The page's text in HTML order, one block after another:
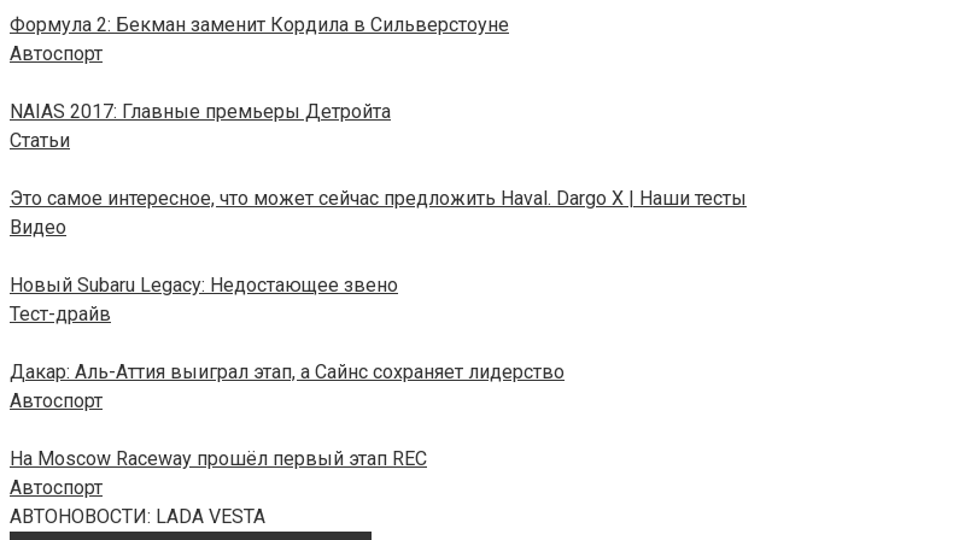
Формула 2: Бекман заменит Кордила в Сильверстоуне
Автоспорт
NAIAS 2017: Главные премьеры Детройта
Статьи
Это самое интересное, что может сейчас предложить Haval. Dargo X | Наши тесты
Видео
Новый Subaru Legacy: Недостающее звено
Тест-драйв
Дакар: Аль-Аттия выиграл этап, а Сайнс сохраняет лидерство
Автоспорт
На Moscow Raceway прошёл первый этап REC
Автоспорт
АВТОНОВОСТИ: LADA VESTA